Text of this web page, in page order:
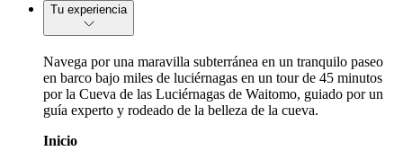
Tu experiencia
Navega por una maravilla subterránea en un tranquilo paseo
en barco bajo miles de luciérnagas en un tour de 45 minutos
por la Cueva de las Luciérnagas de Waitomo, guiado por un
guía experto y rodeado de la belleza de la cueva.
Inicio